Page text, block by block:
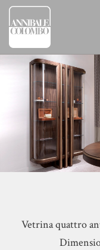
Vetrina quattro